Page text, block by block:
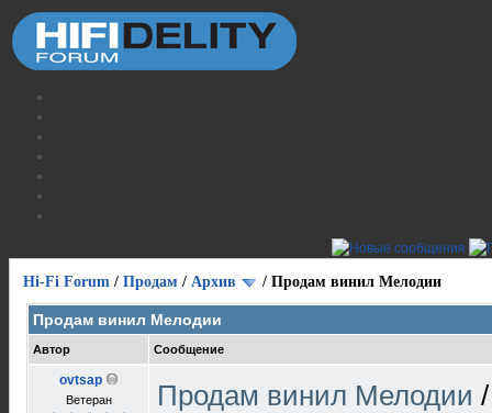
Hi-Fi Forum / Продам / Архив / Продам винил Мелодии
Продам винил Мелодии
Автор Сообщение
ovtsap
Ветеран Продам винил Мелодии